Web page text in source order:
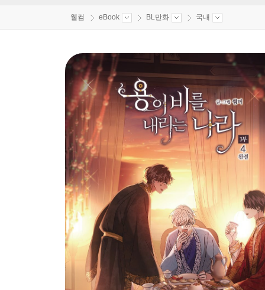
웰컴 eBook BL만화 국내